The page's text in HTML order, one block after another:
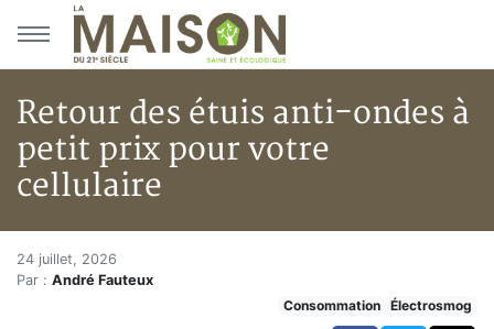
Aller au menu principal
Aller au contenu principal
Retour des étuis anti-ondes à
petit prix pour votre
cellulaire
Accueil
Articles
Retour des étuis anti-ondes
24 juillet, 2026
Par : André Fauteux
Consommation
Électrosmog